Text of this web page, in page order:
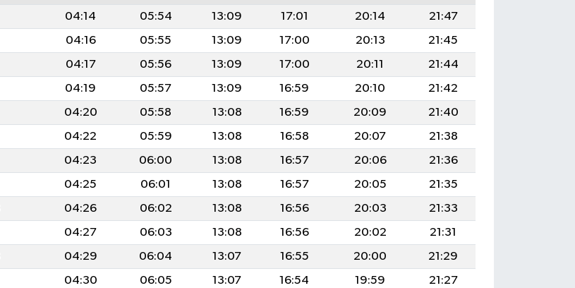
04:14 05:54 13:09 17:01 20:14
21:47
04:16 05:55 13:09 17:00 20:13
21:45
04:17 05:56 13:09 17:00 20:11
21:44
04:19 05:57 13:09 16:59 20:10
21:42
04:20 05:58 13:08 16:59 20:09
21:40
04:22 05:59 13:08 16:58 20:07
21:38
04:23 06:00 13:08 16:57 20:06
21:36
04:25 06:01 13:08 16:57 20:05
21:35
04:26 06:02 13:08 16:56 20:03
21:33
04:27 06:03 13:08 16:56 20:02
21:31
04:29 06:04 13:07 16:55 20:00
21:29
04:30 06:05 13:07 16:54 19:59
21:27